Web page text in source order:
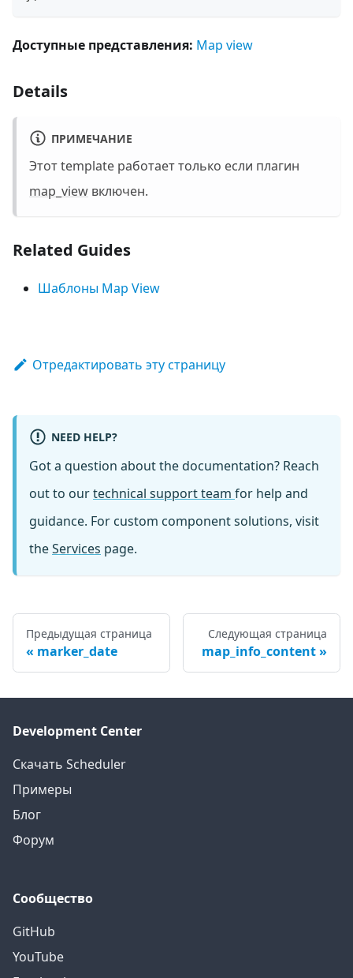
Доступные представления: Map view
Details
ПРИМЕЧАНИЕ
Этот template работает только если плагин
map_view включен.
Related Guides
Шаблоны Map View
Отредактировать эту страницу
NEED HELP?
Got a question about the documentation? Reach
out to ourtechnical support team for help and
guidance. For custom component solutions, visit
theServices page.
Предыдущая страница
marker_date
Следующая страница
map_info_content
Development Center
Скачать Scheduler
Примеры
Блог
Форум
Сообщество
GitHub
YouTube